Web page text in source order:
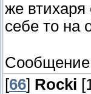
же втихаря
себе то на
Сообщение
[66] Rocki